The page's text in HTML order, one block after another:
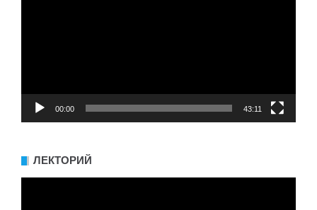
00:00 43:11
ЛЕКТОРИЙ